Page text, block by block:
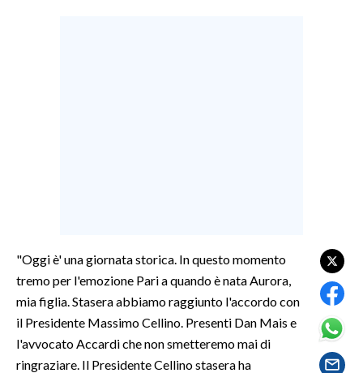
SALUTE
SARDEGNA TURISMO
"Oggi è' una giornata storica. In questo momento
tremo per l'emozione Pari a quando è nata Aurora,
mia figlia. Stasera abbiamo raggiunto l'accordo con
il Presidente Massimo Cellino. Presenti Dan Mais e
l'avvocato Accardi che non smetteremo mai di
ringraziare. Il Presidente Cellino stasera ha